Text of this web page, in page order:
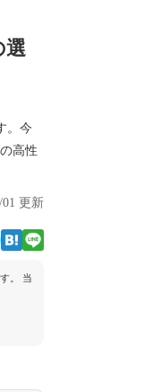
選
。今
高性
01 更新
。 当